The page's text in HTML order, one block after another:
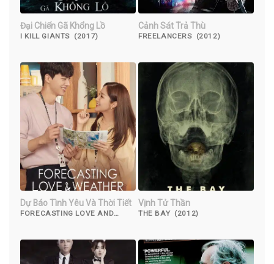
Đại Chiến Gã Khổng Lồ
I KILL GIANTS (2017)
Cảnh Sát Trả Thù
FREELANCERS (2012)
Dự Báo Tình Yêu Và Thời Tiết
FORECASTING LOVE AND
Vịnh Tử Thần
THE BAY (2012)